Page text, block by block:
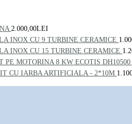
2.000,00LEI
INOX CU 9 TURBINE CERAMICE
INOX CU 15 TURBINE CERAMICE
PE MOTORINA 8 KW ECOTIS DH10500
CU IARBA ARTIFICIALA - 2*10M